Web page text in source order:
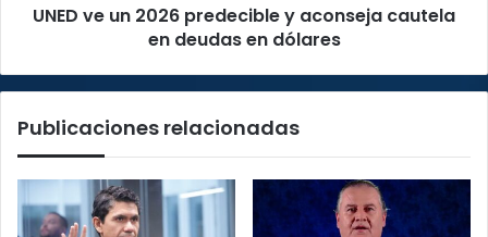
deudas
UNED ve un 2026 predecible y aconseja cautela
en deudas en dólares
Publicaciones relacionadas